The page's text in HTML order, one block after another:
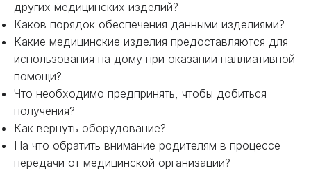
других медицинских изделий?
Каков порядок обеспечения данными изделиями?
Какие медицинские изделия предоставляются для
использования на дому при оказании паллиативной
помощи?
Что необходимо предпринять, чтобы добиться
получения?
Как вернуть оборудование?
На что обратить внимание родителям в процессе
передачи от медицинской организации?